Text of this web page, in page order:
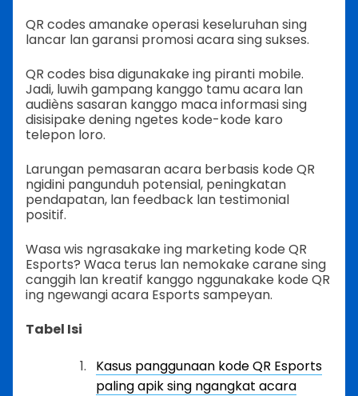
QR codes amanake operasi keseluruhan sing
lancar lan garansi promosi acara sing sukses.
QR codes bisa digunakake ing piranti mobile.
Jadi, luwih gampang kanggo tamu acara lan
audièns sasaran kanggo maca informasi sing
disisipake dening ngetes kode-kode karo
telepon loro.
Larungan pemasaran acara berbasis kode QR
ngidini pangunduh potensial, peningkatan
pendapatan, lan feedback lan testimonial
positif.
Wasa wis ngrasakake ing marketing kode QR
Esports? Waca terus lan nemokake carane sing
canggih lan kreatif kanggo nggunakake kode QR
ing ngewangi acara Esports sampeyan.
Tabel Isi
Kasus panggunaan kode QR Esports
paling apik sing ngangkat acara